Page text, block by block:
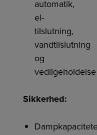
automatik,
el-
tilslutning,
vandtilslutning
og
vedligeholdelse
Sikkerhed: